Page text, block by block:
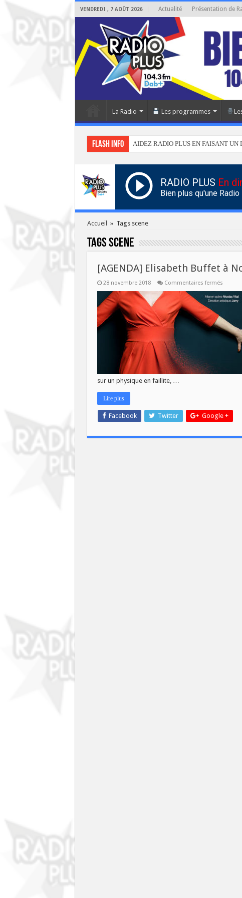
VENDREDI , 7 AOÛT 2026 Actualité Présentation de
La Radio Les programmes
Flash info AIDEZ RADIO PLUS EN FAISANT UN
RADIO PLUS En
Bien plus qu'une Radio
Accueil » Tags scene
Tagsscene
[AGENDA] Elisabeth Buffet à
28 novembre 2018 Commentaires ferméssur
Buffet
Sous-
Lens
le
30/11
sur un physique en faillite, …
Lire plus
Facebook Twitter Google +